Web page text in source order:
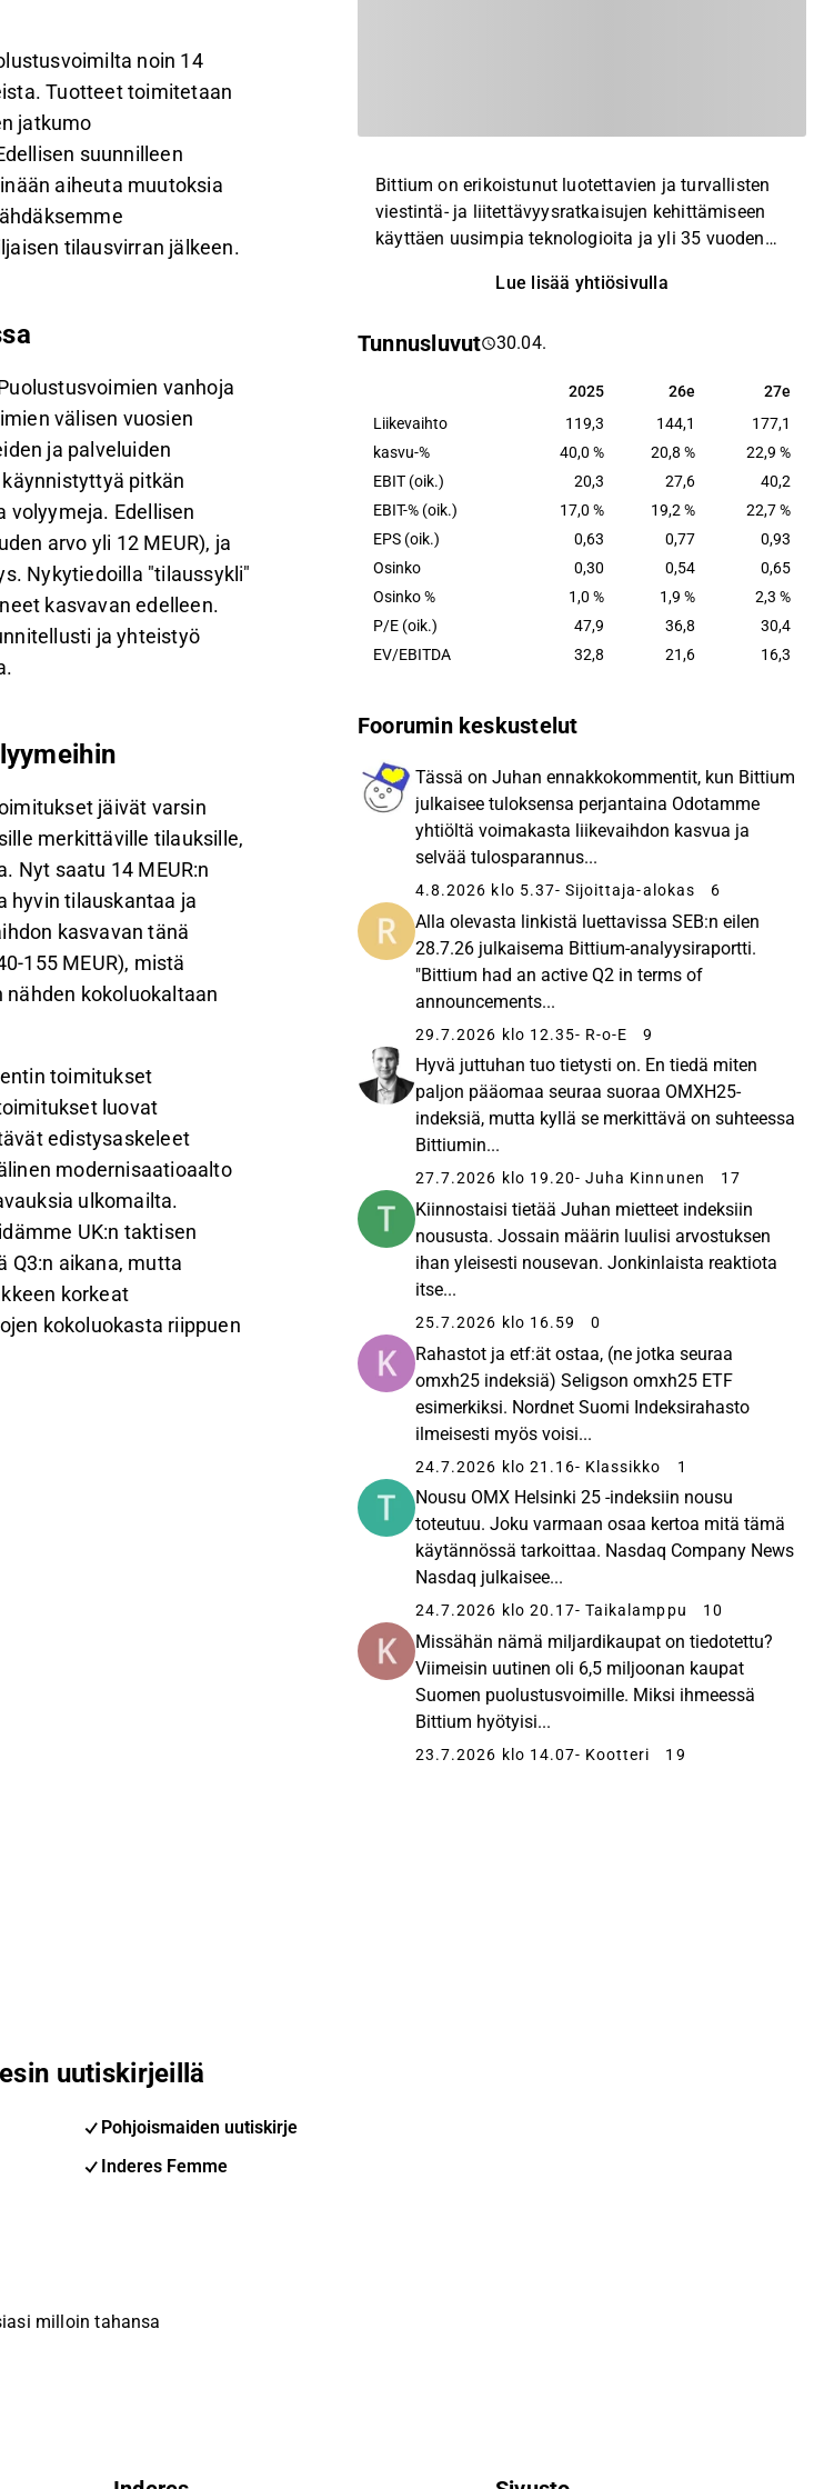
ennusteita, joiden
uusia kansainvälisiä
.
noin 14
Tuotteet toimitetaan
jatkumo
suunnilleen
aiheuta muutoksia
tilausvirran jälkeen.
vanhoja
välisen vuosien
ja palveluiden
pitkän
volyymeja. Edellisen
arvo yli 12 MEUR), ja
Nykytiedoilla "tilaussykli"
kasvavan edelleen.
ja yhteistyö
jäivät varsin
merkittäville tilauksille,
Nyt saatu 14 MEUR:n
hyvin tilauskantaa ja
kasvavan tänä
155 MEUR), mistä
kokoluokaltaan
toimitukset
luovat
edistysaskeleet
modernisaatioaalto
ulkomailta.
UK:n taktisen
Q3:n aikana, mutta
korkeat
kokoluokasta riippuen
Bittium on erikoistunut luotettavien ja turvallisten
viestintä- ja liitettävyysratkaisujen kehittämiseen
käyttäen uusimpia teknologioita ja yli 35 vuoden
osaamistaan. Asiakkailleen Bittium tarjoaa
tuotealustoihinsa perustuvia ratkaisuja ja
tietoturvaratkaisuja mobiililaitteisiin ja kannettaviin
tietokoneisiin. Bittium tarjoaa asiakkailleen myös
terveydenhuollon teknologian tuotteita ja palveluita
biosignaalien mittaamiseen kardiologian ja
neurofysiologian osa-alueilla. Yhtiön pääkonttori
sijaitsee Oulussa.
Lue lisää yhtiösivulla
Tunnusluvut 30.04.
2025 26e 27e
2025 26e
27e
Liikevaihto
119,3 144,1
177,1
kasvu-%
40,0 % 20,8 %
22,9 %
EBIT (oik.)
20,3 27,6
40,2
EBIT-% (oik.)
17,0 % 19,2 %
22,7 %
EPS (oik.)
0,63 0,77
0,93
Osinko
0,30 0,54
0,65
Osinko %
1,0 % 1,9 %
2,3 %
P/E (oik.)
47,9 36,8
30,4
EV/EBITDA
32,8 21,6 16,3
Foorumin keskustelut
Tässä on Juhan ennakkokommentit, kun Bittium
julkaisee tuloksensa perjantaina Odotamme
yhtiöltä voimakasta liikevaihdon kasvua ja
selvää tulosparannus...
4.8.2026 klo 5.37- Sijoittaja-alokas 6
Alla olevasta linkistä luettavissa SEB:n eilen
28.7.26 julkaisema Bittium-analyysiraportti.
"Bittium had an active Q2 in terms of
announcements...
29.7.2026 klo 12.35- R-o-E 9
Hyvä juttuhan tuo tietysti on. En tiedä miten
paljon pääomaa seuraa suoraa OMXH25-
indeksiä, mutta kyllä se merkittävä on suhteessa
Bittiumin...
27.7.2026 klo 19.20- Juha Kinnunen 17
Kiinnostaisi tietää Juhan mietteet indeksiin
noususta. Jossain määrin luulisi arvostuksen
ihan yleisesti nousevan. Jonkinlaista reaktiota
itse...
25.7.2026 klo 16.59 0
Rahastot ja etf:ät ostaa, (ne jotka seuraa
omxh25 indeksiä) Seligson omxh25 ETF
esimerkiksi. Nordnet Suomi Indeksirahasto
ilmeisesti myös voisi...
24.7.2026 klo 21.16- Klassikko 1
Nousu OMX Helsinki 25 -indeksiin nousu
toteutuu. Joku varmaan osaa kertoa mitä tämä
käytännössä tarkoittaa. Nasdaq Company News
Nasdaq julkaisee...
24.7.2026 klo 20.17- Taikalamppu 10
Missähän nämä miljardikaupat on tiedotettu?
Viimeisin uutinen oli 6,5 miljoonan kaupat
Suomen puolustusvoimille. Miksi ihmeessä
Bittium hyötyisi...
23.7.2026 klo 14.07- Kootteri 19
uutiskirjeillä
Pohjoismaiden uutiskirje
Inderes Femme
milloin tahansa